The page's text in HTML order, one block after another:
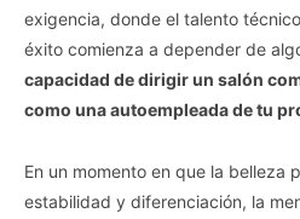
exigencia, donde el talento
éxito comienza a depender de
capacidad de dirigir un salón
como una autoempleada de tu
En un momento en que la belleza
estabilidad y diferenciación, la